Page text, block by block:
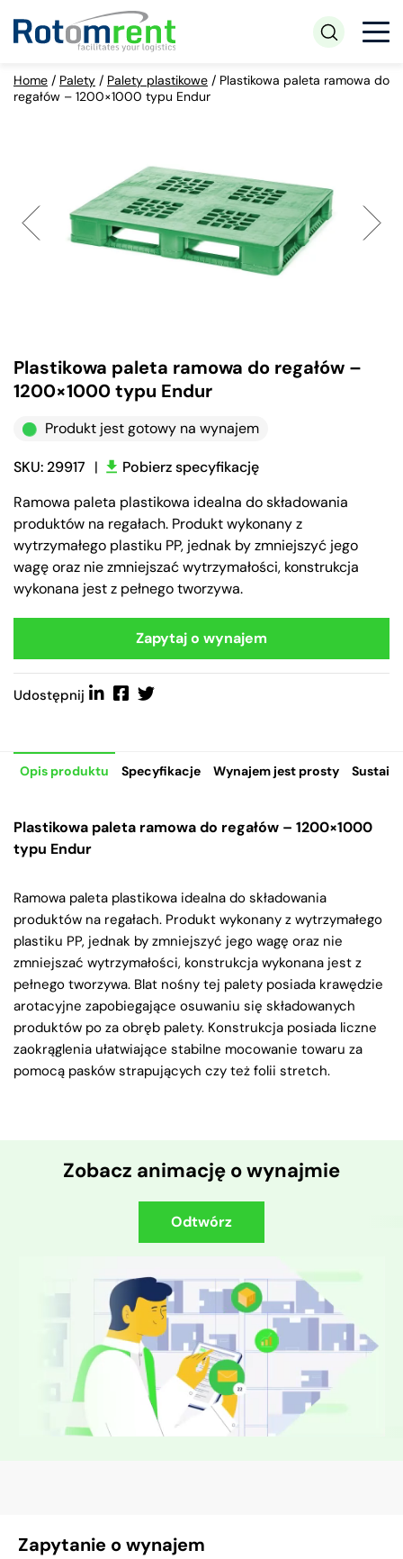
Home / Palety / Palety plastikowe / Plastikowa paleta ramowa do
regałów – 1200×1000 typu Endur
Plastikowa paleta ramowa do regałów –
1200×1000 typu Endur
Produkt jest gotowy na wynajem
SKU: 29917 |
Pobierz specyfikację
Ramowa paleta plastikowa idealna do składowania
produktów na regałach. Produkt wykonany z
wytrzymałego plastiku PP, jednak by zmniejszyć jego
wagę oraz nie zmniejszać wytrzymałości, konstrukcja
wykonana jest z pełnego tworzywa.
Zapytaj o wynajem
Udostępnij
Opis produktu Specyfikacje Wynajem jest prosty
Plastikowa paleta ramowa do regałów – 1200×1000
typu Endur
Ramowa paleta plastikowa idealna do składowania
produktów na regałach. Produkt wykonany z wytrzymałego
plastiku PP, jednak by zmniejszyć jego wagę oraz nie
zmniejszać wytrzymałości, konstrukcja wykonana jest z
pełnego tworzywa. Blat nośny tej palety posiada krawędzie
arotacyjne zapobiegające osuwaniu się składowanych
produktów po za obręb palety. Konstrukcja posiada liczne
zaokrąglenia ułatwiające stabilne mocowanie towaru za
pomocą pasków strapujących czy też folii stretch.
Zobacz animację o wynajmie
Odtwórz
Zapytanie o wynajem